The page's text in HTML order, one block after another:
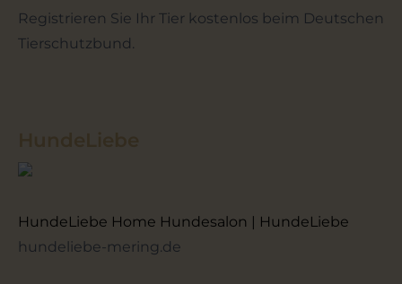
Registrieren Sie Ihr Tier kostenlos beim Deutschen
Tierschutzbund.
HundeLiebe Home Hundesalon | HundeLiebe
hundeliebe-mering.de